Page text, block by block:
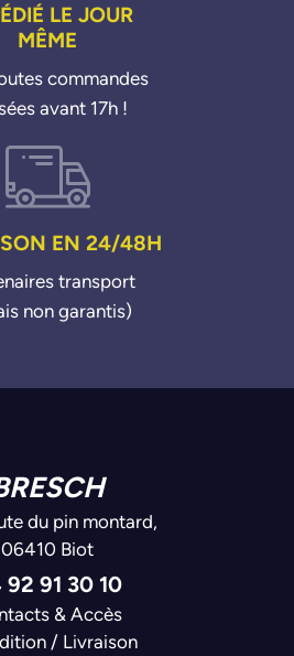
LE JOUR
MÊME
commandes
avant 17h !
EN 24/48H
transport
non garantis)
du pin montard,
06410 Biot
91 30 10
& Accès
/ Livraison